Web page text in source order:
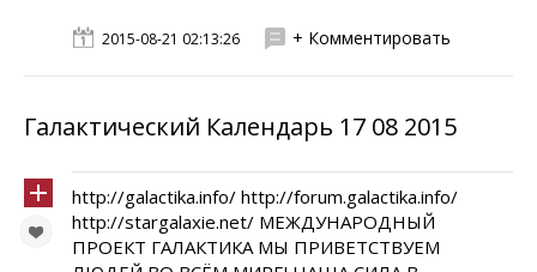
2015-08-21 02:13:26 + Комментировать
Галактический Календарь 17 08 2015
http://galactika.info/ http://forum.galactika.info/
http://stargalaxie.net/ МЕЖДУНАРОДНЫЙ
ПРОЕКТ ГАЛАКТИКА МЫ ПРИВЕТСТВУЕМ